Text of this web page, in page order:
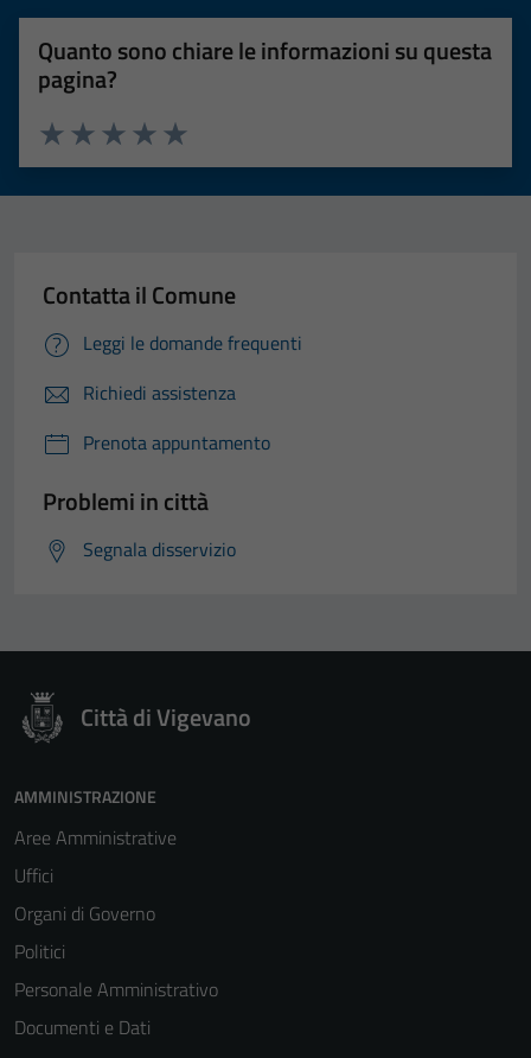
Quanto sono chiare le informazioni su questa
pagina?
Valuta 5 stelle su 5
Valuta 4 stelle su 5
Valuta 3 stelle su 5
Valuta 2 stelle su 5
Valuta 1 stelle su 5
Contatta il Comune
Leggi le domande frequenti
Richiedi assistenza
Prenota appuntamento
Problemi in città
Segnala disservizio
Città di Vigevano
AMMINISTRAZIONE
Aree Amministrative
Uffici
Organi di Governo
Politici
Personale Amministrativo
Documenti e Dati